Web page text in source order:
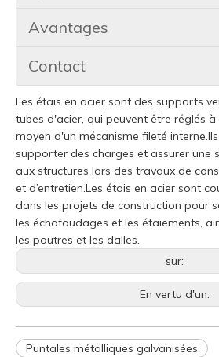
Avantages
Contact
Les étais en acier sont des supports
tubes d'acier, qui peuvent être réglés
moyen d'un mécanisme fileté
supporter des charges et assurer une
aux structures lors des travaux de
et d’entretien.Les étais en acier sont
dans les projets de construction pour
les échafaudages et les étaiements,
les poutres et les dalles.
sur:
En vertu d'un:
Puntales métalliques galvanisées